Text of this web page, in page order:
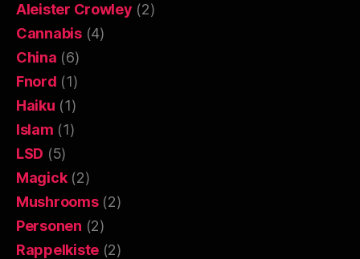
Aleister Crowley (2)
Cannabis(4)
China (6)
Fnord (1)
Haiku (1)
Islam (1)
LSD (5)
Magick(2)
Mushrooms(2)
Personen (2)
Rappelkiste (2)